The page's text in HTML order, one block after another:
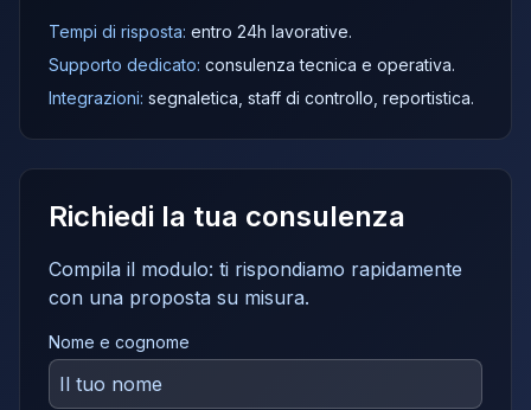
Tempi di risposta: entro 24h lavorative.
Supporto dedicato: consulenza tecnica e operativa.
Integrazioni: segnaletica, staff di controllo, reportistica.
Richiedi la tua consulenza
Compila il modulo: ti rispondiamo rapidamente
con una proposta su misura.
Nome e cognome